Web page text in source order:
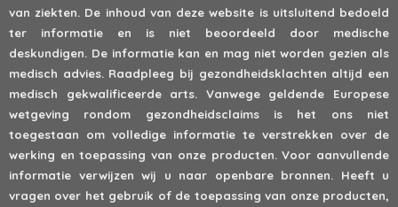
van ziekten. De inhoud van deze website is uitsluitend bedoeld
ter informatie en is niet beoordeeld door medische
deskundigen. De informatie kan en mag niet worden gezien als
medisch advies. Raadpleeg bij gezondheidsklachten altijd een
medisch gekwalificeerde arts. Vanwege geldende Europese
wetgeving rondom gezondheidsclaims is het ons niet
toegestaan om volledige informatie te verstrekken over de
werking en toepassing van onze producten. Voor aanvullende
informatie verwijzen wij u naar openbare bronnen. Heeft u
vragen over het gebruik of de toepassing van onze producten,